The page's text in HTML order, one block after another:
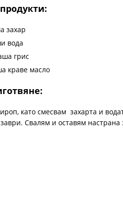
захар
вода
грис
краве масло
като смесвам захарта и
Свалям и оставям настрана